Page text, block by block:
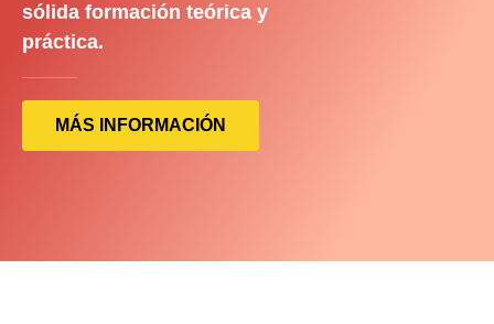
sólida formación teórica y
práctica.
MÁS INFORMACIÓN